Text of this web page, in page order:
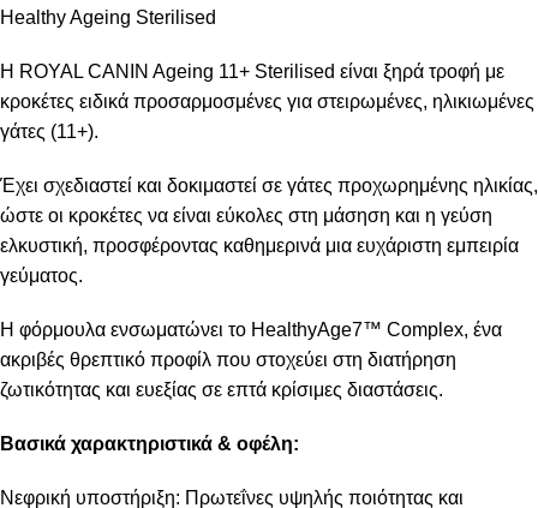
Healthy Ageing Sterilised
Η ROYAL CANIN Ageing 11+ Sterilised είναι ξηρά τροφή με
κροκέτες ειδικά προσαρμοσμένες για στειρωμένες, ηλικιωμένες
γάτες (11+).
Έχει σχεδιαστεί και δοκιμαστεί σε γάτες προχωρημένης ηλικίας,
ώστε οι κροκέτες να είναι εύκολες στη μάσηση και η γεύση
ελκυστική, προσφέροντας καθημερινά μια ευχάριστη εμπειρία
γεύματος.
Η φόρμουλα ενσωματώνει το HealthyAge7™ Complex, ένα
ακριβές θρεπτικό προφίλ που στοχεύει στη διατήρηση
ζωτικότητας και ευεξίας σε επτά κρίσιμες διαστάσεις.
Βασικά χαρακτηριστικά & οφέλη:
Νεφρική υποστήριξη: Πρωτεΐνες υψηλής ποιότητας και